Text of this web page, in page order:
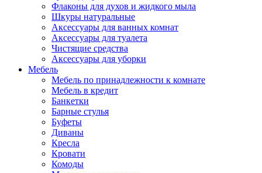
Флаконы для духов и жидкого мыла
Шкуры натуральные
Аксессуары для ванных комнат
Аксессуары для туалета
Чистящие средства
Аксессуары для уборки
Мебель
Мебель по принадлежности к комнате
Мебель в кредит
Банкетки
Барные стулья
Буфеты
Диваны
Кресла
Кровати
Комоды